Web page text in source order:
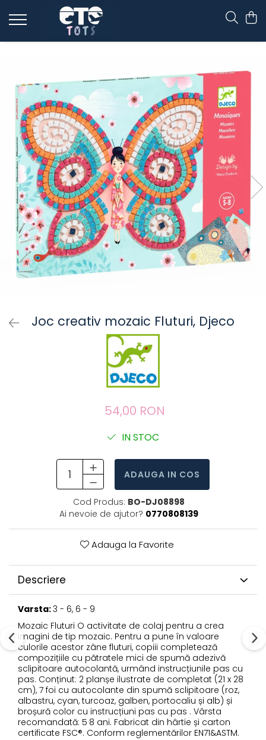
CĂRUCIOARE & SCAUNE AUTO
cărucioare NUNA
cărucioare U-GROW
scaune auto pentru avion
accesorii cărucioare
accesorii scaun auto
accesorii scaun avion
Joc creativ mozaic Fluturi, Djeco
54,00 RON
IN STOC
ADAUGA IN COS
Cod Produs: BO-DJ08898
Ai nevoie de ajutor? 0770808139
Adauga la Favorite
Descriere
Varsta:3 - 6, 6 - 9
Mozaic Fluturi O activitate de colaj pentru a crea
imagini de tip mozaic. Pentru a pune în valoare
culorile acestor zâne fluturi, copiii completează
compozițiile cu pătratele mici de spumă adezivă
sclipitoare autocolantă, urmând instrucțiunile pas cu
pas. Conținut: 2 planșe ilustrate de completat (21 x 28
cm), 7 foi cu autocolante din spumă sclipitoare (roz,
albastru, cyan, turcoaz, galben, portocaliu și alb) și
broșură color cu instrucțiuni pas cu pas . Vârsta
recomandată: 5·8 ani. Fabricat din hârtie și carton
certificate FSC®. Conform reglementărilor EN71&ASTM.